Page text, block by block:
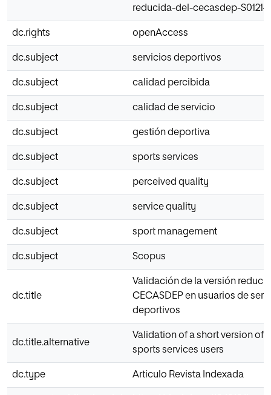
reducida-del-cecasdep-
dc.rights openAccess
dc.subject servicios deportivos
dc.subject calidad percibida
dc.subject calidad de servicio
dc.subject gestión deportiva
dc.subject sports services
dc.subject perceived quality
dc.subject service quality
dc.subject sport management
dc.subject Scopus
dc.title
Validación de la versión
CECASDEP en usuarios de
deportivos
dc.title.alternative
Validation of a short version of
sports services users
dc.type Articulo Revista Indexada